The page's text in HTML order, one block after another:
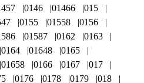
0146 01466
015
0155 01558
0156
01587 0162
0163
0164 01648
0165
01658 0166 0167
017
0176 0178 0179
018